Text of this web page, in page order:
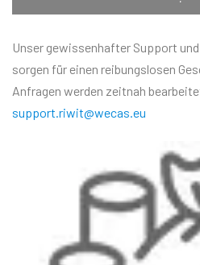
Unser gewissenhafter Support
sorgen für einen reibungslosen
Anfragen werden zeitnah
support.riwit@wecas.eu